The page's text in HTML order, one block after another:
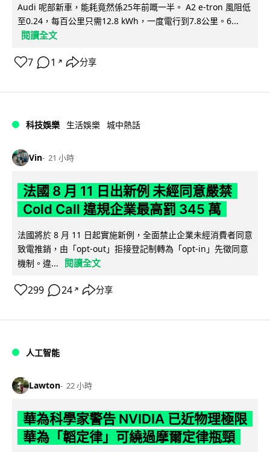
Audi 呢部新車，能耗竟然係25年前嘅一半。 A2 e-tron 風阻低
至0.24，每百公里只需12.8 kWh，一度電行到7.8公里。6...
閱讀全文
7 1 ↗ 分享
科技娛樂 生活娛樂 城中熱話
Vin 21 小時
法國 8 月 11 日出新例 未經同意嚴禁
Cold Call 違規企業最高罰 345 萬
法國將於 8 月 11 日起實施新例，全面禁止企業未經消費者同意
致電推銷，由「opt-out」拒接登記制轉為「opt-in」先徵同意
機制。違...
閱讀全文
299 24 ↗ 分享
人工智能
Lawton 22 小時
華為科學家警告 NVIDIA 已近物理極限
華為「韜定律」可繞過摩爾定律瓶頸